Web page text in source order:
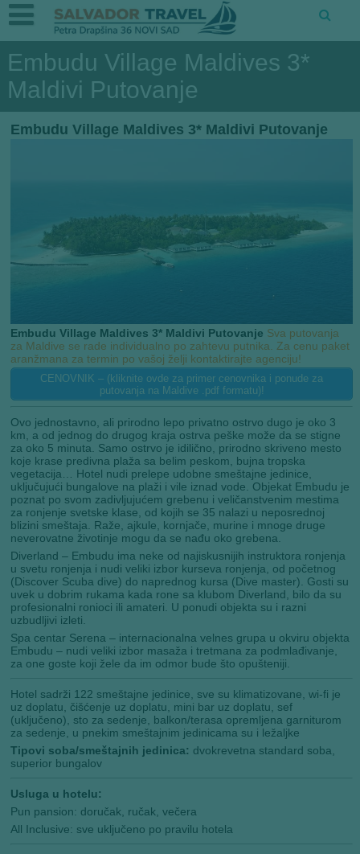
Embudu Village Maldives 3*
Maldivi Putovanje
Embudu Village Maldives 3* Maldivi Putovanje
Embudu Village Maldives 3* Maldivi Putovanje Sva putovanja
za Maldive se rade individualno po zahtevu putnika. Za cenu paket
aranžmana za termin po vašoj želji kontaktirajte agenciju!
CENOVNIK – (kliknite ovde za primer cenovnika i ponude za
putovanja na Maldive .pdf formatu)!
Ovo jednostavno, ali prirodno lepo privatno ostrvo dugo je oko 3
km, a od jednog do drugog kraja ostrva peške može da se stigne
za oko 5 minuta. Samo ostrvo je idilično, prirodno skriveno mesto
koje krase predivna plaža sa belim peskom, bujna tropska
vegetacija… Hotel nudi prelepe udobne smeštajne jedinice,
uključujući bungalove na plaži i vile iznad vode. Objekat Embudu je
poznat po svom zadivljujućem grebenu i veličanstvenim mestima
za ronjenje svetske klase, od kojih se 35 nalazi u neposrednoj
blizini smeštaja. Raže, ajkule, kornjače, murine i mnoge druge
neverovatne životinje mogu da se nađu oko grebena.
Diverland – Embudu ima neke od najiskusnijih instruktora ronjenja
u svetu ronjenja i nudi veliki izbor kurseva ronjenja, od početnog
(Discover Scuba dive) do naprednog kursa (Dive master). Gosti su
uvek u dobrim rukama kada rone sa klubom Diverland, bilo da su
profesionalni ronioci ili amateri. U ponudi objekta su i razni
uzbudljivi izleti.
Spa centar Serena – internacionalna velnes grupa u okviru objekta
Embudu – nudi veliki izbor masaža i tretmana za podmlađivanje,
za one goste koji žele da im odmor bude što opušteniji.
Hotel sadrži 122 smeštajne jedinice, sve su klimatizovane, wi-fi je
uz doplatu, čišćenje uz doplatu, mini bar uz doplatu, sef
(uključeno), sto za sedenje, balkon/terasa opremljena garniturom
za sedenje, u pnekim smeštajnim jedinicama su i ležaljke
Tipovi soba/smeštajnih jedinica: dvokrevetna standard soba,
superior bungalov
Usluga u hotelu:
Pun pansion: doručak, ručak, večera
All Inclusive: sve uključeno po pravilu hotela